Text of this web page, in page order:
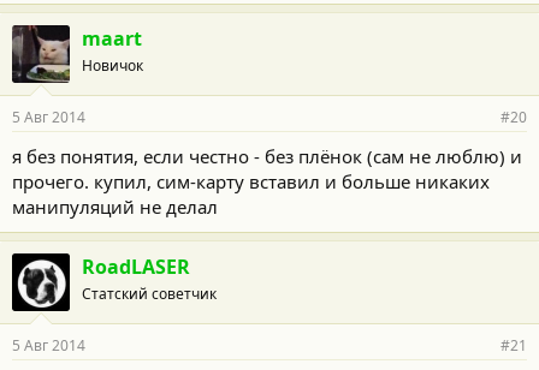
maart
Новичок
5 Авг 2014 #20
я без понятия, если честно - без плёнок (сам не люблю) и
прочего. купил, сим-карту вставил и больше никаких
манипуляций не делал
RoadLASER
Статский советчик
5 Авг 2014 #21